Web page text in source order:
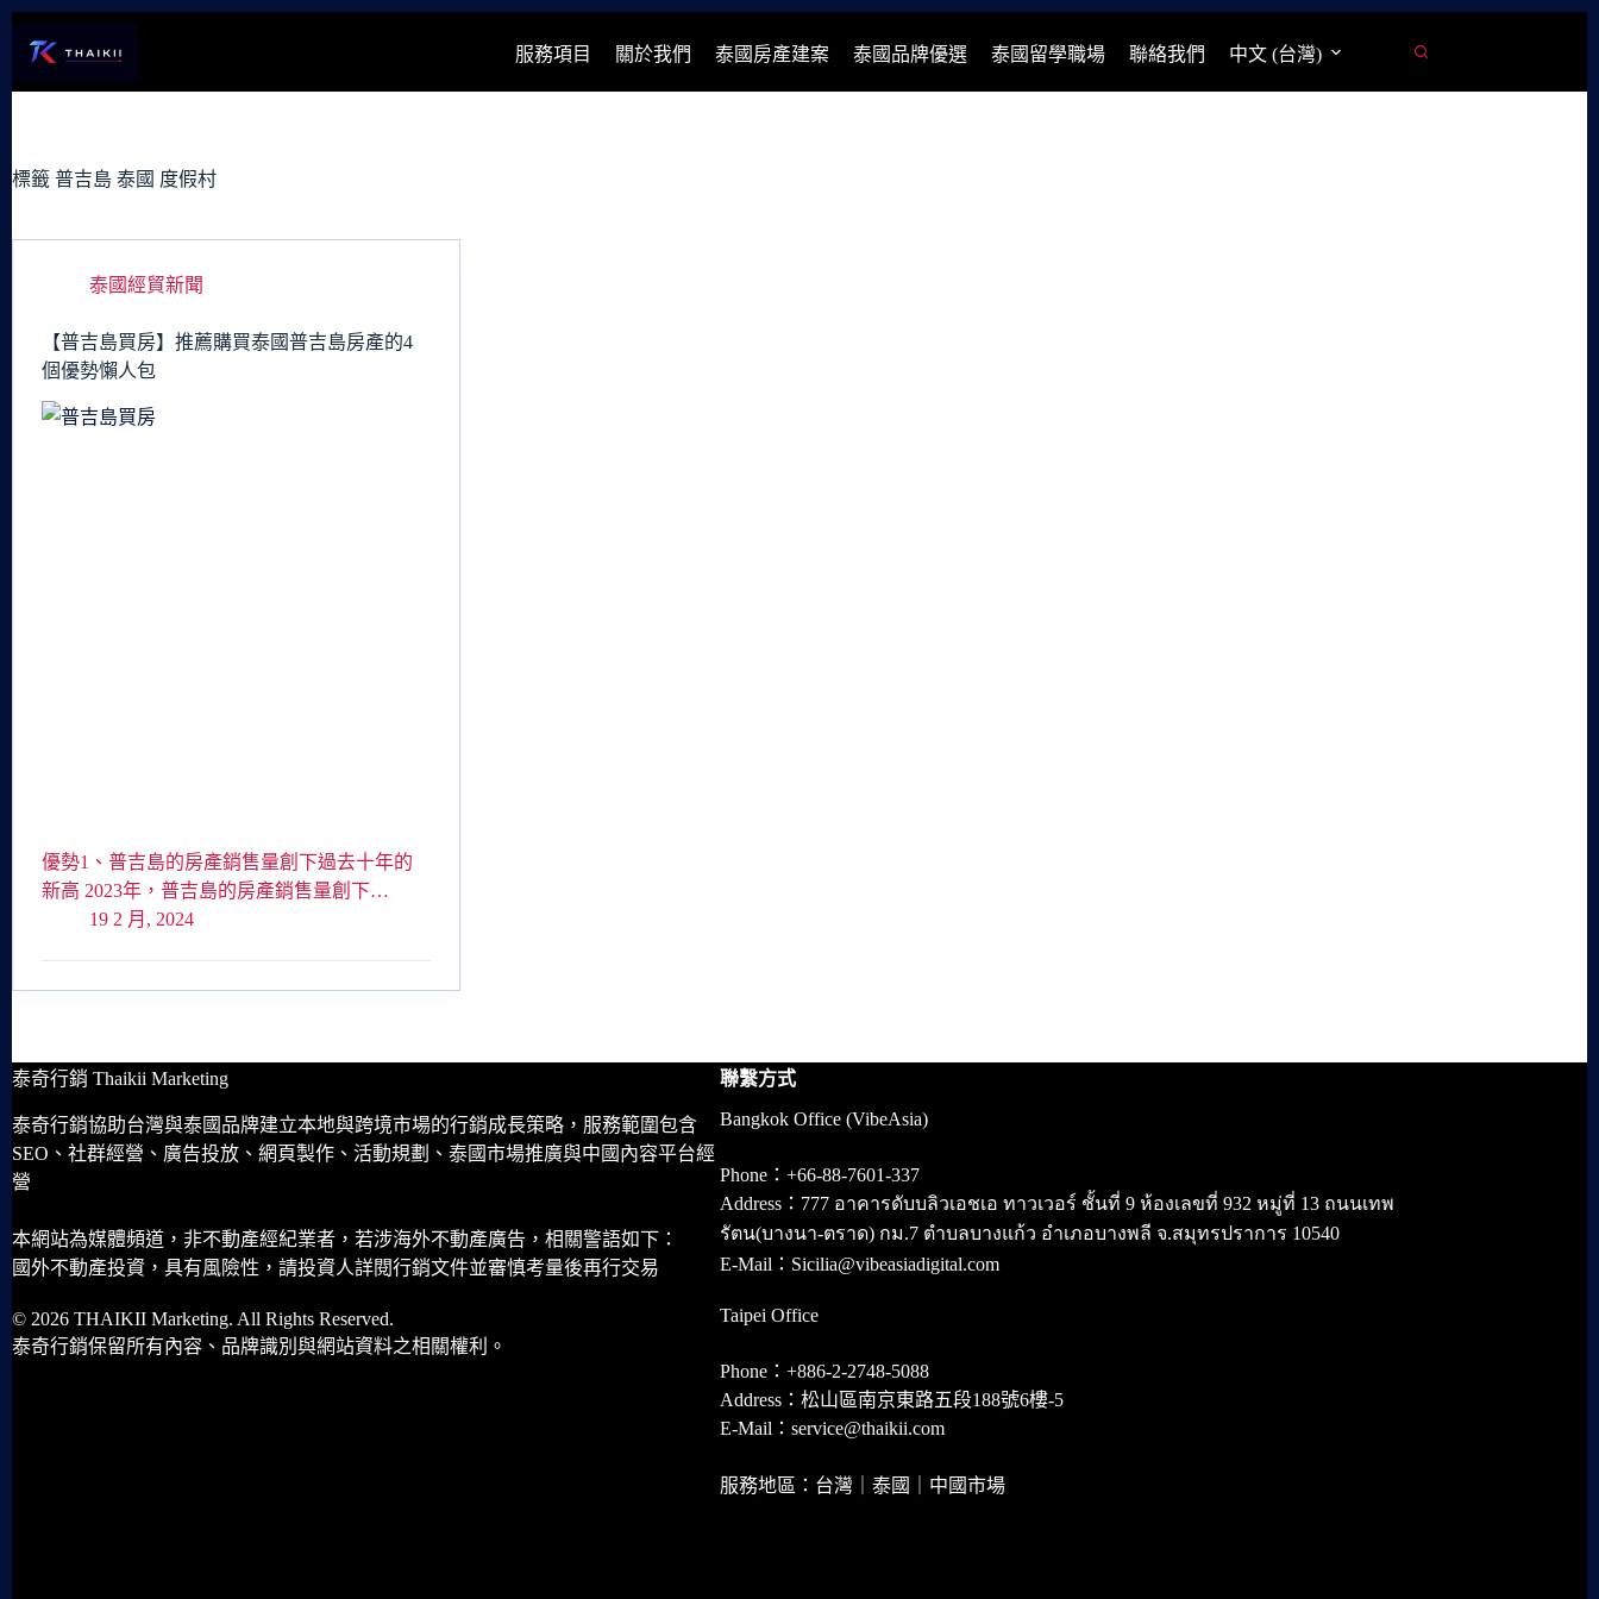
容
服務項目 關於我們 泰國房產建案 泰國品牌優選 泰國留學職場 聯絡我們 中文 (台灣)
標籤 普吉島 泰國 度假村
泰國經貿新聞
【普吉島買房】推薦購買泰國普吉島房產的4
個優勢懶人包
優勢1、普吉島的房產銷售量創下過去十年的
新高 2023年，普吉島的房產銷售量創下…
19 2 月, 2024
泰奇行銷 Thaikii Marketing
泰奇行銷協助台灣與泰國品牌建立本地與跨境市場的行銷成長策略，服務範圍包含
SEO、社群經營、廣告投放、網頁製作、活動規劃、泰國市場推廣與中國內容平台經
營
本網站為媒體頻道，非不動產經紀業者，若涉海外不動產廣告，相關警語如下：
國外不動產投資，具有風險性，請投資人詳閱行銷文件並審慎考量後再行交易
© 2026 THAIKII Marketing. All Rights Reserved.
泰奇行銷保留所有內容、品牌識別與網站資料之相關權利。
聯繫方式
Bangkok Office (VibeAsia)
Phone：+66-88-7601-337
Address：777 อาคารดับบลิวเอชเอ ทาวเวอร์ ชั้นที่ 9 ห้องเลขที่ 932 หมู่ที่ 13 ถนนเทพ
รัตน(บางนา-ตราด) กม.7 ตำบลบางแก้ว อำเภอบางพลี จ.สมุทรปราการ 10540
E-Mail：Sicilia@vibeasiadigital.com
Taipei Office
Phone：+886-2-2748-5088
Address：松山區南京東路五段188號6樓-5
E-Mail：service@thaikii.com
服務地區：台灣｜泰國｜中國市場